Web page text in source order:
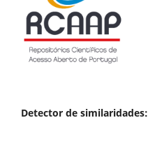
Detector de similaridades: